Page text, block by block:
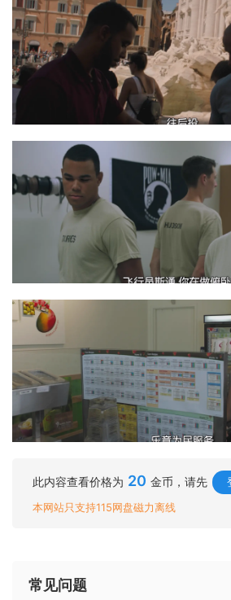
此内容查看价格为 20 金币，请先
本网站只支持115网盘磁力离线
常见问题